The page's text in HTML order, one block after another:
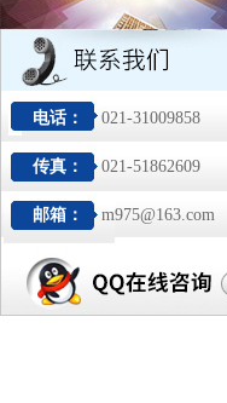
电话： 021-31009858
传真： 021-51862609
邮箱： m975@163.com